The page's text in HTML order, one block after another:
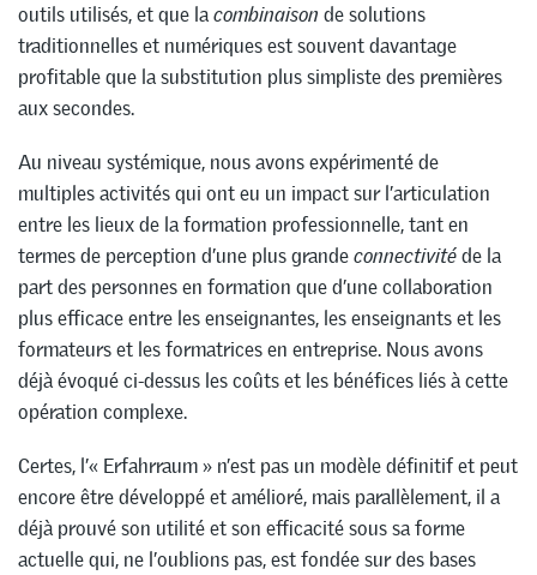
outils utilisés, et que lacombinaison de solutions
traditionnelles et numériques est souvent davantage
profitable que la substitution plus simpliste des premières
aux secondes.
Au niveau systémique, nous avons expérimenté de
multiples activités qui ont eu un impact sur l’articulation
entre les lieux de la formation professionnelle, tant en
termes de perception d’une plus grandeconnectivitéde la
part des personnes en formation que d’une collaboration
plus efficace entre les enseignantes, les enseignants et les
formateurs et les formatrices en entreprise. Nous avons
déjà évoqué ci-dessus les coûts et les bénéfices liés à cette
opération complexe.
Certes, l’« Erfahrraum » n’est pas un modèle définitif et peut
encore être développé et amélioré, mais parallèlement, il a
déjà prouvé son utilité et son efficacité sous sa forme
actuelle qui, ne l’oublions pas, est fondée sur des bases